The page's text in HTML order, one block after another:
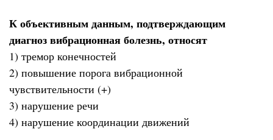
К объективным данным, подтверждающим
диагноз вибрационная болезнь, относят
1) тремор конечностей
2) повышение порога вибрационной
чувствительности (+)
3) нарушение речи
4) нарушение координации движений